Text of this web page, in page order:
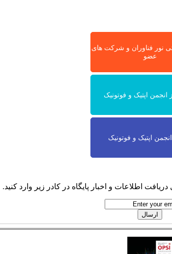
نور فناوران و شرکت های
عضو
انجمن اپتیک و فوتونیک
اپتیک و فوتونیک
اطلاعات و اخبار پایگاه در کادر زیر وارد کنید.